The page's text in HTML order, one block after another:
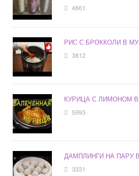
4661
РИС С БРОККОЛИ В
3812
КУРИЦА С ЛИМОНОМ
5993
ДАМПЛИНГИ НА ПАРУ
3331